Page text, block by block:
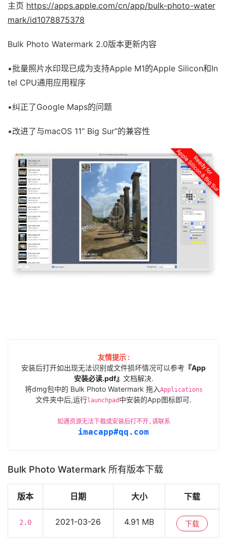
主页 https://apps.apple.com/cn/app/bulk-photo-water
mark/id1078875378
Bulk Photo Watermark 2.0版本更新内容
•批量照片水印现已成为支持Apple M1的Apple Silicon和In
tel CPU通用应用程序
•纠正了Google Maps的问题
•改进了与macOS 11“ Big Sur”的兼容性
友情提示 :
安装后打开如出现无法识别或文件损坏情况可以参考 『App
安装必读.pdf』 文档解决.
将dmg包中的 Bulk Photo Watermark 拖入Applications
文件夹中后,运行launchpad 中安装的App图标即可.
如遇资源无法下载或安装后打不开,请联系
imacapp#qq.com
Bulk Photo Watermark 所有版本下载
版本 日期 大小 下载
2.0 2021-03-26 4.91 MB 下载